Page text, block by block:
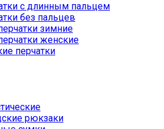
с длинным пальцем
без пальцев
зимние
женские
перчатки
рюкзаки